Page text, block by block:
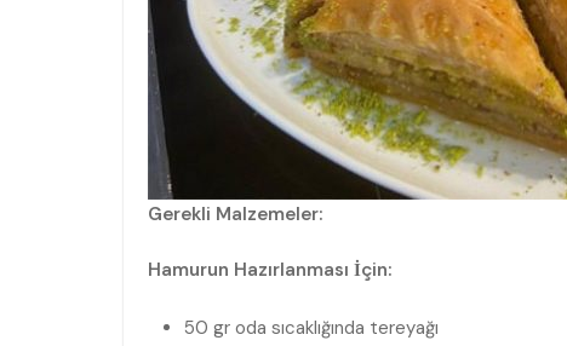
Gerekli Malzemeler:
Hamurun Hazırlanması İçin:
50 gr oda sıcaklığında tereyağı